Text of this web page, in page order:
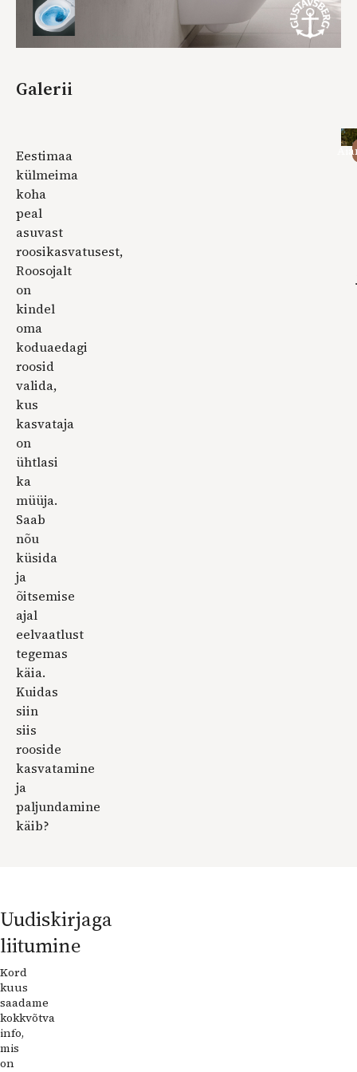
Eestimaa
külmeima
koha
peal
asuvast
roosikasvatusest,
Roosojalt
on
kindel
oma
koduaedagi
roosid
valida,
kus
kasvataja
on
ühtlasi
ka
müüja.
Saab
nõu
küsida
ja
õitsemise
ajal
eelvaatlust
tegemas
käia.
Kuidas
siin
siis
rooside
kasvatamine
ja
paljundamine
käib?
Galerii
Uudiskirjaga
liitumine
Kord
kuus
saadame
kokkvõtva
info,
mis
on
Ruumi
Lugu
OÜ